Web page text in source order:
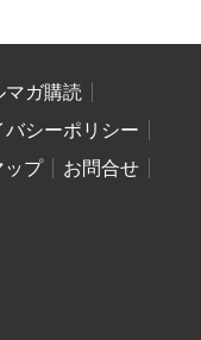
マガ購読
バシーポリシー
ップ
お問合せ